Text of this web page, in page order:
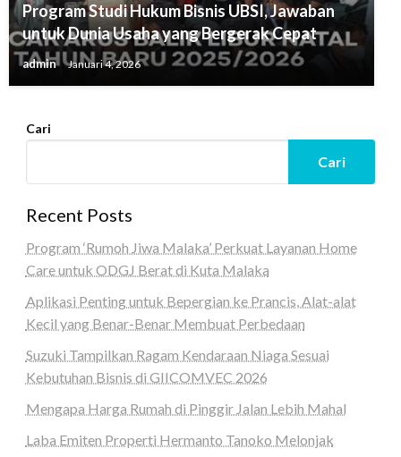
Program Studi Hukum Bisnis UBSI, Jawaban
untuk Dunia Usaha yang Bergerak Cepat
admin Januari 4, 2026
Cari
Cari
Recent Posts
Program ‘Rumoh Jiwa Malaka’ Perkuat Layanan Home
Care untuk ODGJ Berat di Kuta Malaka
Aplikasi Penting untuk Bepergian ke Prancis, Alat-alat
Kecil yang Benar-Benar Membuat Perbedaan
Suzuki Tampilkan Ragam Kendaraan Niaga Sesuai
Kebutuhan Bisnis di GIICOMVEC 2026
Mengapa Harga Rumah di Pinggir Jalan Lebih Mahal
Laba Emiten Properti Hermanto Tanoko Melonjak